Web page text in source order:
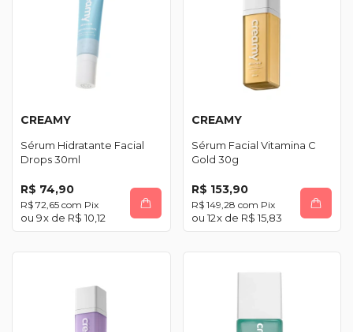
CREAMY
Sérum Hidratante Facial
Drops 30ml
R$ 74,90
R$ 72,65 com Pix
9x de R$ 10,12
CREAMY
Sérum Facial Vitamina C
Gold 30g
R$ 153,90
R$ 149,28 com Pix
12x de R$ 15,83